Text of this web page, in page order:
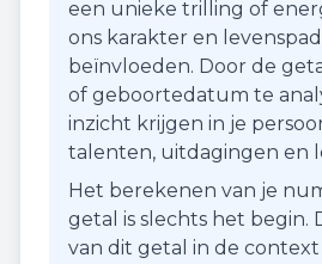
een unieke trilling of
ons karakter en
beïnvloeden. Door de
of geboortedatum te
inzicht krijgen in je
talenten, uitdagingen en
Het berekenen van je
getal is slechts het begin.
van dit getal in de